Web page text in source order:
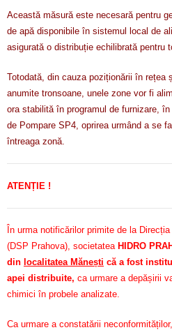
Această măsură este necesară pentru
de apă disponibile în sistemul local de
asigurată o distribuție echilibrată pentru
Totodată, din cauza poziționării în rețea
anumite tronsoane, unele zone vor fi
ora stabilită în programul de furnizare,
de Pompare SP4, oprirea urmând a se
întreaga zonă.
ATENȚIE !
În urma notificărilor primite de la
(DSP Prahova), societatea HIDRO
din localitatea Mănești că a fost
apei distribuite, ca urmare a depășirii
chimici în probele analizate.
Ca urmare a constatării neconformităților,